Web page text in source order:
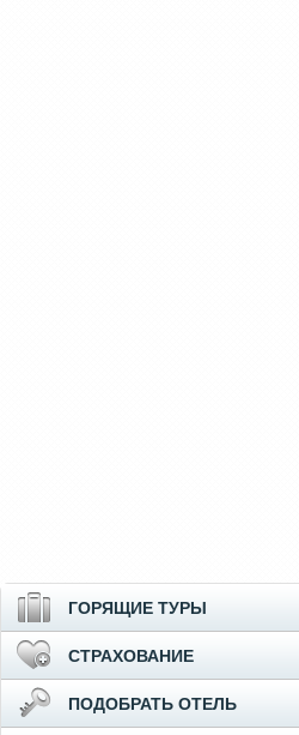
ГОРЯЩИЕ ТУРЫ
СТРАХОВАНИЕ
ПОДОБРАТЬ ОТЕЛЬ